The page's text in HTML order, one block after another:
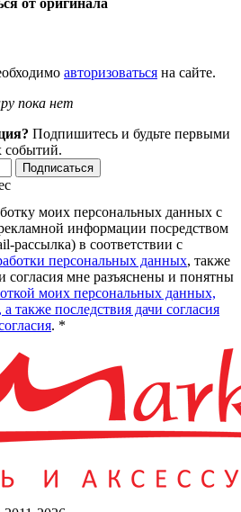
от оригинала
авторизоваться на сайте.
пока нет
Подпишитесь и будьте первыми
событий.
Подписаться
моих персональных данных с
информации посредством
рассылка) в соответствии с
персональных данных, также
согласия мне разъяснены и понятны
моих персональных данных,
также последствия дачи согласия
. *